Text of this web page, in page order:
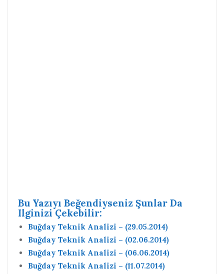
Bu Yazıyı Beğendiyseniz Şunlar Da
Ilginizi Çekebilir:
Buğday Teknik Analizi – (29.05.2014)
Buğday Teknik Analizi – (02.06.2014)
Buğday Teknik Analizi – (06.06.2014)
Buğday Teknik Analizi – (11.07.2014)